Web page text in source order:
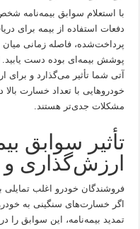
با استعلام سوابق بیمه‌نامه
دفعات استفاده از بیمه برای
پرداخت‌شده، فاصله زمانی میان
پوشش بیمه‌ای بوده دست یابید.
آتی شما تأثیر می‌گذارد و
خودروهایی با تعداد خسارت بالا
مشکلات جدی‌تر هستند.
تأثیر سوابق
ارزش‌گذاری
فروشندگان خودرو اغلب تمایلی
اگر خسارت‌های سنگینی به
تمدید بیمه‌نامه، این سوابق را